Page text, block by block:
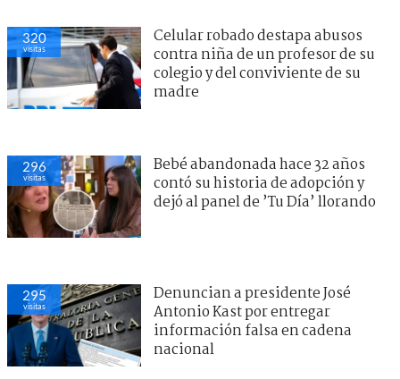
320
visitas
Celular robado destapa abusos
contra niña de un profesor de su
colegio y del conviviente de su
madre
296
visitas
Bebé abandonada hace 32 años
contó su historia de adopción y
dejó al panel de ’Tu Día’ llorando
295
visitas
Denuncian a presidente José
Antonio Kast por entregar
información falsa en cadena
nacional